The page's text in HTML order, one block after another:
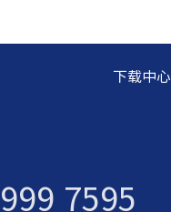
下载中心
7595